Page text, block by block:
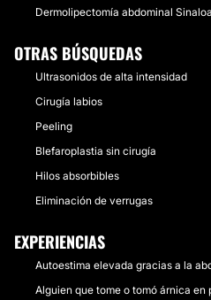
Dermolipectomía abdominal Sinaloa
OTRAS BÚSQUEDAS
Ultrasonidos de alta intensidad
Cirugía labios
Peeling
Blefaroplastia sin cirugía
Hilos absorbibles
Eliminación de verrugas
EXPERIENCIAS
Autoestima elevada gracias a la
Alguien que tome o tomó árnica en